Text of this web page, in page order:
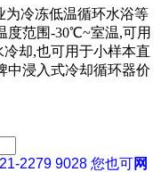
为冷冻低温循环水浴等
度范围-30℃~室温,可用
却,也可用于小样本直
中浸入式冷却循环器价
2279 9028 您也可网